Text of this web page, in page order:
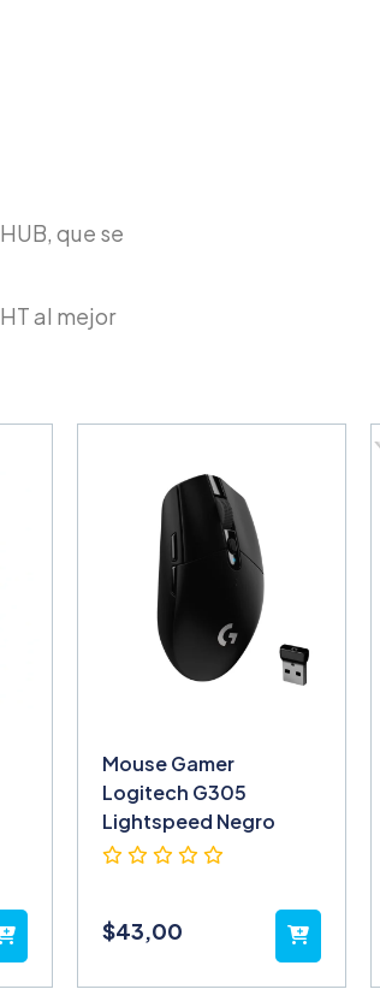
que se
al mejor
Mouse Gamer
Logitech G305
Lightspeed Negro
$43,00